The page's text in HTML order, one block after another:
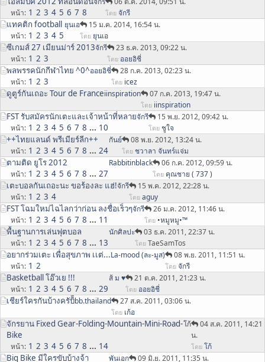
หน้า 1 2 3 4 5 6 7 8 โดย จักรี
แทคติก football
หน้า 1 2 3 4 5
ยุนเอ 15 ม.ค. 2014, 16:54 น.
โดย ยุนเอ
ซีเกมส์ 27 เมียนม่าร์ 2013
หน้า 1 2 3
จักรี 23 ธ.ค. 2013, 09:22 น.
โดย ออยอิชี่
พลพรรคนักกีฬาไทย ^0^
หน้า 1 2 3
ออยอิชี่ 28 ก.ค. 2013, 02:23 น.
โดย icez
ดูตูร์กันเถอะ Tour de Franceiinspiration 07 ก.ค. 2013, 19:47 น.
โดย iinspiration
FST รับสมัครนักเตะและเจ้าหน้าที่หลาย
หน้า 1 2 3 4 5 6 7 8 ... 10
จักรี 15 พ.ย. 2012, 09:42 น.
โดย ชูใจ
++ไทยแลนด์ พรีเมียร์ลีก++
หน้า 1 2 3 4 5 6 7 8 ... 24
กันย์ 08 พ.ย. 2012, 13:24 น.
โดย ชวาลา จันทร์แจ่ม
ตามติด ยูโร 2012
หน้า 1 2 3 4 5 6 7 8 ... 27
Rabbitinblack 06 ก.ค. 2012, 09:59 น.
โดย คุณชาย ( 737 )
เตะบอลกันเถอะนะ ขอร้องละ แฮ่!
หน้า 1 2 3 4
จักรี 15 พ.ค. 2012, 22:28 น.
โดย aguy
FST โฉมใหม่ไฉไลกว่าก่อน ลงชื่อเร็วๆ
หน้า 1 2 3 4 5 6 7 8 ... 11
จักรี 26 ม.ค. 2012, 11:46 น.
โดย •หมูหมู•™
พื้นฐานการเล่นฟุตบอล
หน้า 1 2 3 4 5 6 7 8 ... 13
นักศิลปะ 03 ธ.ค. 2011, 22:37 น.
โดย TaeSamTos
อยากร่วมเตะ เพื่อสุขภาพ เเต่...
หน้า 1 2
La-mood (ละ-มูส) 08 พ.ย. 2011, 11:51 น.
โดย จักรี
Basketball โอ๊วเย !!!
หน้า 1 2 3 4 5 6 7 8 ... 29
ส้ ม ♥ 21 ต.ค. 2011, 21:23 น.
โดย ออยอิชี่
เชียร์ใครกันบ้างครับิิิิbb.thailand 27 ส.ค. 2011, 03:06 น.
โดย เก้อ
จักรยาน Fixed Gear-Folding-Mountain-Mini-Road-
Bike
หน้า 1 2 3 4 5 6 7 8 ... 14
โก้
04 ส.ค. 2011, 14:21
น.
โดย โก้
Big Bike มีใครขับบ้างจ้า พันเอก 09 มิ.ย. 2011, 11:35 น.